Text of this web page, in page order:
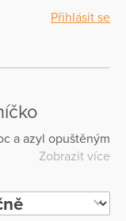
Přihlásit se
a azyl opuštěným
Zobrazit více